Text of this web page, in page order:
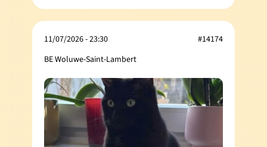
11/07/2026 - 23:30
BE Woluwe-Saint-Lambert
#14174